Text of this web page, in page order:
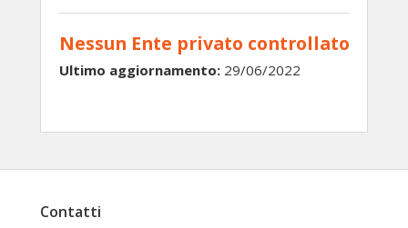
Nessun Ente privato controllato
Ultimo aggiornamento: 29/06/2022
Contatti